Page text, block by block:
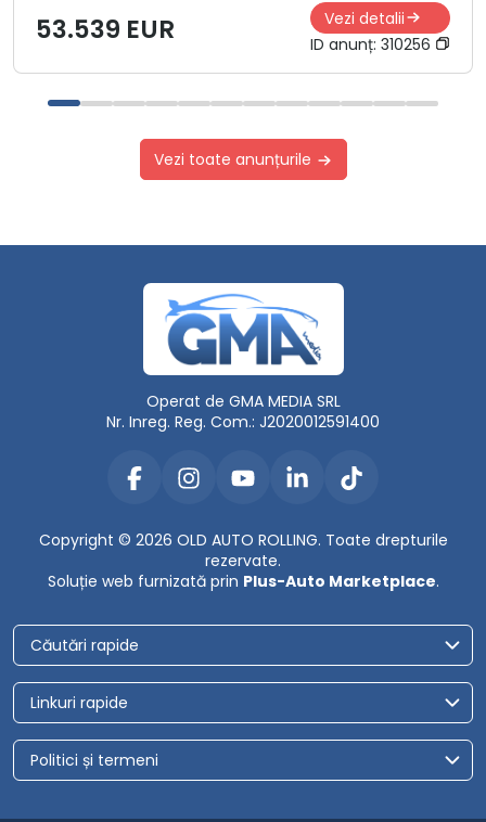
53.539 EUR
Vezi detalii
ID anunț: 310256
Vezi toate anunțurile
Operat de GMA MEDIA SRL
Nr. Inreg. Reg. Com.: J2020012591400
Copyright © 2026 OLD AUTO ROLLING. Toate drepturile
rezervate.
Soluție web furnizată prin Plus-Auto Marketplace.
Căutări rapide
Linkuri rapide
Politici și termeni